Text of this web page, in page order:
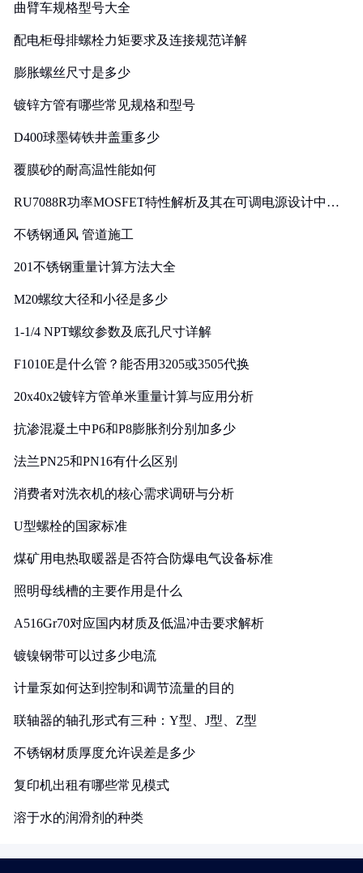
曲臂车规格型号大全
配电柜母排螺栓力矩要求及连接规范详解
膨胀螺丝尺寸是多少
镀锌方管有哪些常见规格和型号
D400球墨铸铁井盖重多少
覆膜砂的耐高温性能如何
RU7088R功率MOSFET特性解析及其在可调电源设计中的
不锈钢通风 管道施工
201不锈钢重量计算方法大全
M20螺纹大径和小径是多少
1-1/4 NPT螺纹参数及底孔尺寸详解
F1010E是什么管？能否用3205或3505代换
20x40x2镀锌方管单米重量计算与应用分析
抗渗混凝土中P6和P8膨胀剂分别加多少
法兰PN25和PN16有什么区别
消费者对洗衣机的核心需求调研与分析
U型螺栓的国家标准
煤矿用电热取暖器是否符合防爆电气设备标准
照明母线槽的主要作用是什么
A516Gr70对应国内材质及低温冲击要求解析
镀镍钢带可以过多少电流
计量泵如何达到控制和调节流量的目的
联轴器的轴孔形式有三种：Y型、J型、Z型
不锈钢材质厚度允许误差是多少
复印机出租有哪些常见模式
溶于水的润滑剂的种类